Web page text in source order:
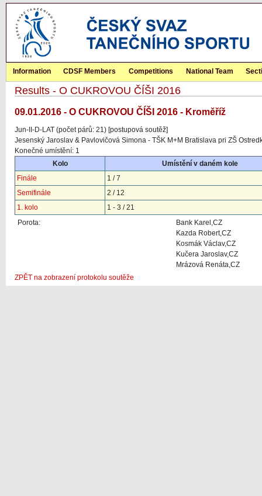
Information CDSF Members Competitions National Team
Results - O CUKROVOU ČÍŠI 2016
09.01.2016 - O CUKROVOU ČÍŠI 2016 - Kroměříž
Jun-II-D-LAT (počet párů: 21) [postupová soutěž]
Jesenský Jaroslav & Pavlovičová Simona - TŠK M+M Bratislava pri ZŠ
Konečné umístění: 1
Kolo
Umístění v daném kole
Finále
1 / 7
Semifinále
2 / 12
1. kolo
1 - 3 / 21
Porota:
Bank Karel,CZ
Kazda Robert,CZ
Kosmák Václav,CZ
Kučera Jaroslav,CZ
Mrázová Renáta,CZ
ZPĚT na zobrazení protokolu soutěže